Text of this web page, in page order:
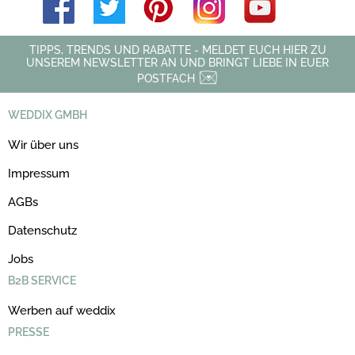
TIPPS, TRENDS UND RABATTE - MELDET EUCH HIER ZU
UNSEREM NEWSLETTER AN UND BRINGT LIEBE IN EUER
POSTFACH
WEDDIX GMBH
Wir über uns
Impressum
AGBs
Datenschutz
Jobs
B2B SERVICE
Werben auf weddix
PRESSE